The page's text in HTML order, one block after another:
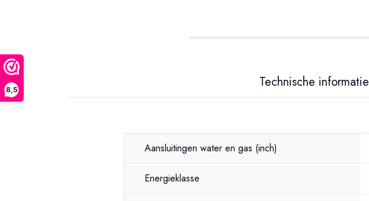
8,5 Technische informatie
Aansluitingen water en gas (inch)
Energieklasse